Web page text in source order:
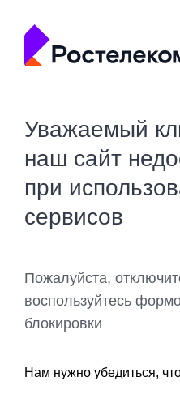
Уважаемый
наш сайт
при
сервисов
Пожалуйста,
воспользуйтесь
блокировки
Нам нужно убедиться,